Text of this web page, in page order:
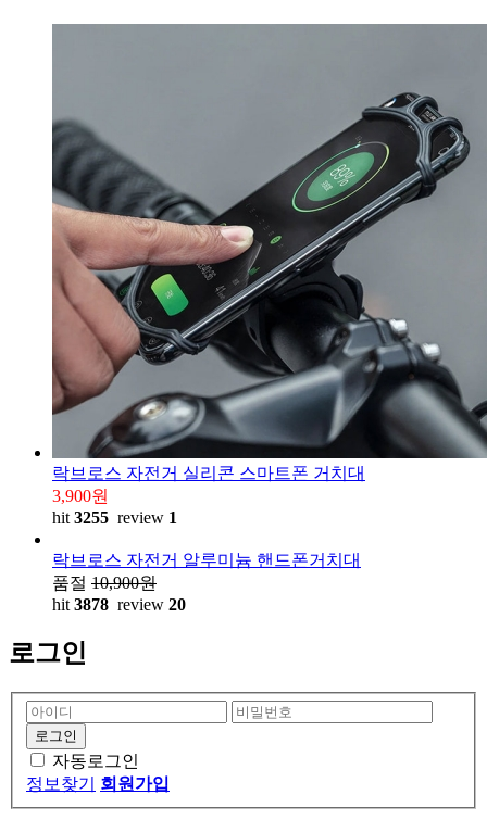
락브로스 자전거 실리콘 스마트폰 거치대
3,900원
hit 3255 review 1
락브로스 자전거 알루미늄 핸드폰거치대
품절 10,900원
hit 3878 review 20
로그인
자동로그인
정보찾기
회원가입